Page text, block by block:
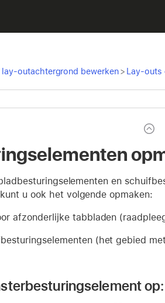
outachtergrond bewerken> Lay-outs
en
u ook het volgende opmaken:
afzonderlijke tabbladen
(het gebied
op: